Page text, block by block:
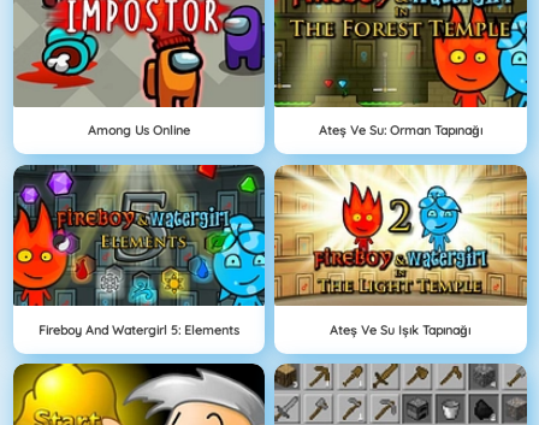
Among Us Online Ateş Ve Su: Orman Tapınağı
Fireboy And Watergirl 5: Elements Ateş Ve Su Işık Tapınağı